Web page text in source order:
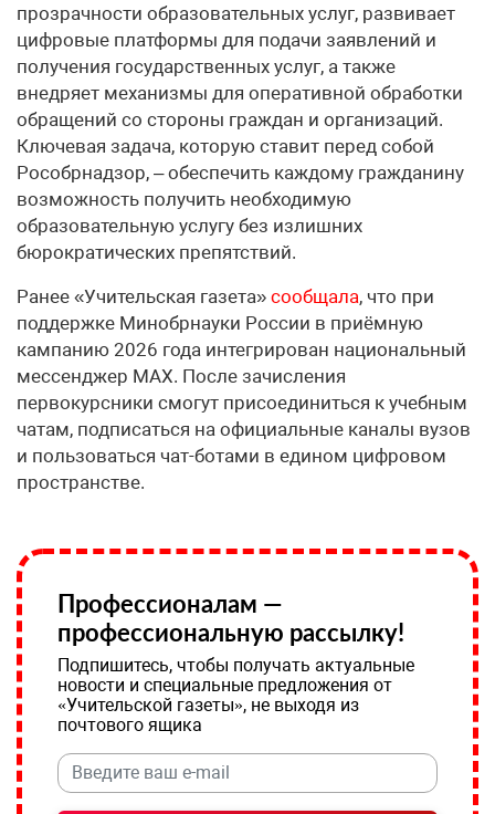
прозрачности образовательных услуг, развивает
цифровые платформы для подачи заявлений и
получения государственных услуг, а также
внедряет механизмы для оперативной обработки
обращений со стороны граждан и организаций.
Ключевая задача, которую ставит перед собой
Рособрнадзор, – обеспечить каждому гражданину
возможность получить необходимую
образовательную услугу без излишних
бюрократических препятствий.
Ранее «Учительская газета» сообщала, что при
поддержке Минобрнауки России в приёмную
кампанию 2026 года интегрирован национальный
мессенджер MAX. После зачисления
первокурсники смогут присоединиться к учебным
чатам, подписаться на официальные каналы вузов
и пользоваться чат-ботами в едином цифровом
пространстве.
Профессионалам —
профессиональную рассылку!
Подпишитесь, чтобы получать актуальные
новости и специальные предложения от
«Учительской газеты», не выходя из
почтового ящика